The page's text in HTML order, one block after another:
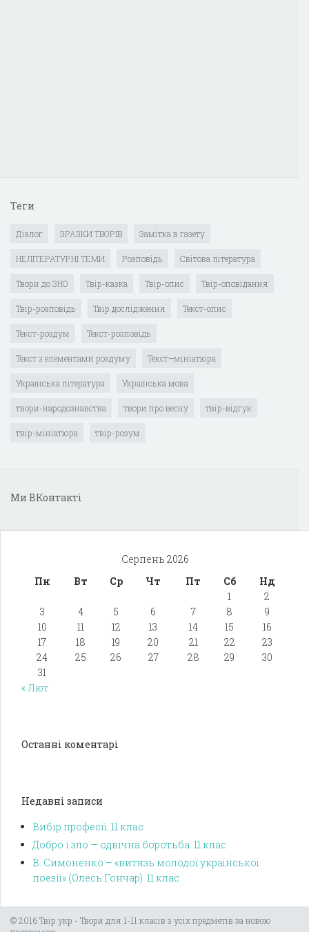
Теги
Діалог ЗРАЗКИ ТВОРІВ Замітка в газету
НЕЛІТЕРАТУРНІ ТЕМИ Розповідь Світова література
Твори до ЗНО Твір-казка Твір-опис Твір-оповідання
Твір-розповідь Твір дослідження Текст-опис
Текст-роздум Текст-розповідь
Текст з елементами роздуму Текст–мініатюра
Українська література Українська мова
твори-народознавства твори про весну твір-відгук
твір-мініатюра твір-розум
Ми ВКонтакті
Серпень 2026
Пн
Вт Ср Чт Пт Сб
Нд
1
2
3
4 5 6 7 8
9
10
11 12 13 14 15
16
17
18 19 20 21 22
23
24
25 26 27 28 29
30
31
« Лют
Останні коментарі
Недавні записи
Вибір професії. 11 клас
Добро і зло — одвічна боротьба. 11 клас
В. Симоненко – «витязь молодої української
поезії» (Олесь Гончар). 11 клас
© 2016 Твір.укр - Твори для 1-11 класів з усіх предметів за новою